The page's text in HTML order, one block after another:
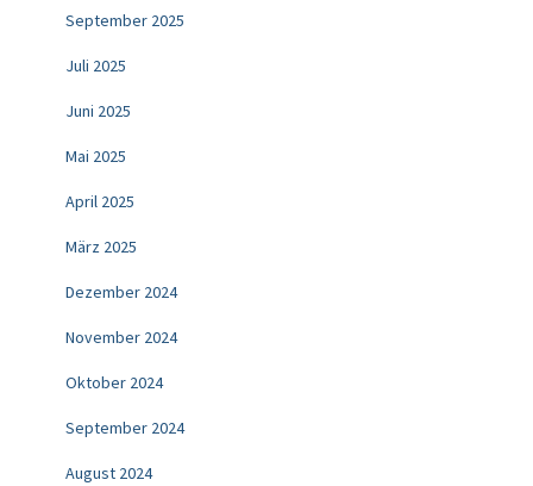
September 2025
Juli 2025
Juni 2025
Mai 2025
April 2025
März 2025
Dezember 2024
November 2024
Oktober 2024
September 2024
August 2024